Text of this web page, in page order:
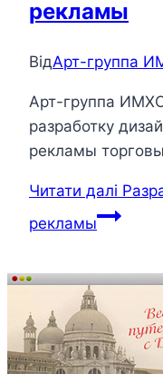
рекламы
ВідАрт-группа
Арт-группа
разработку
рекламы
Читати далі
рекламы